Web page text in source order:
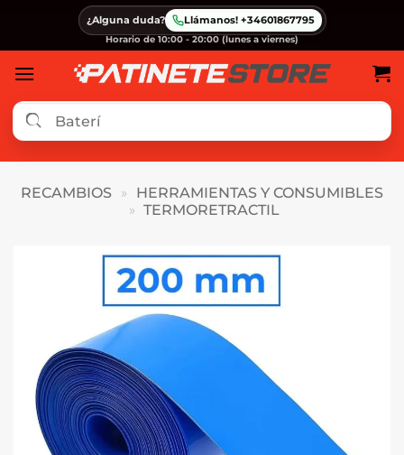
contenido
¿Alguna duda? Llámanos! +34601867795
Horario de 10:00 - 20:00 (lunes a viernes)
RECAMBIOS »
HERRAMIENTAS Y CONSUMIBLES
» TERMORETRACTIL